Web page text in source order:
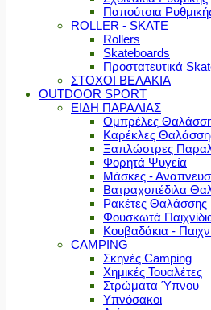
Παπούτσια
ROLLER - SKATE
Rollers
Skateboards
Προστατευτικά
ΣΤΟΧΟΙ ΒΕΛΑΚΙΑ
OUTDOOR SPORT
ΕΙΔΗ ΠΑΡΑΛΙΑΣ
Ομπρέλες
Καρέκλες
Ξαπλώστρες
Φορητά Ψυγεία
Μάσκες -
Βατραχοπέδιλα
Ρακέτες Θαλάσσης
Φουσκωτά
Κουβαδάκια -
CAMPING
Σκηνές Camping
Χημικές Τουαλέτες
Στρώματα Ύπνου
Υπνόσακοι